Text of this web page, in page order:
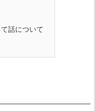
話について